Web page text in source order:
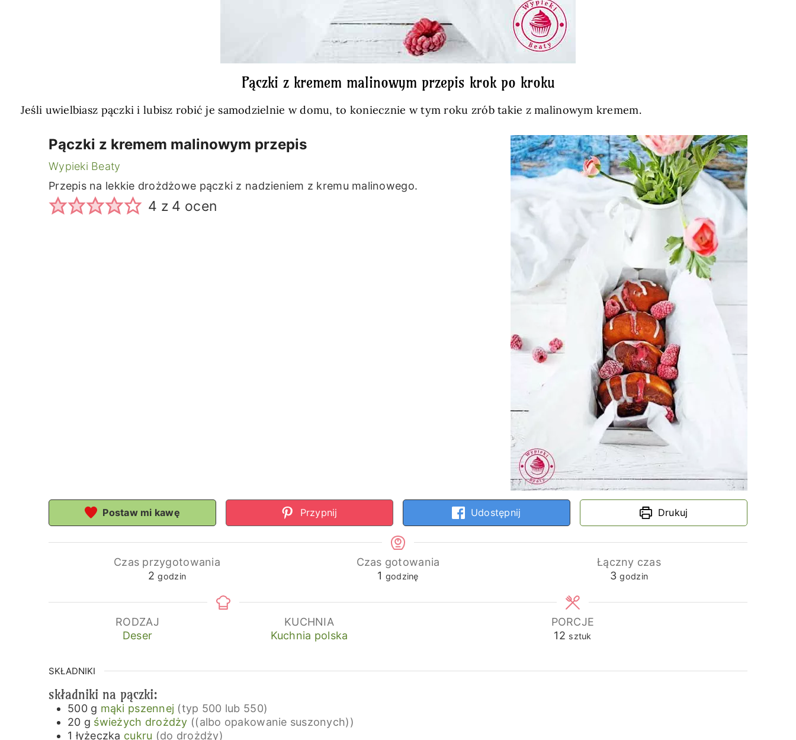
Pączki z kremem malinowym przepis krok po kroku
Jeśli uwielbiasz pączki i lubisz robić je samodzielnie w domu, to koniecznie w tym roku zrób takie z malinowym kremem.
Pączki z kremem malinowym przepis
Wypieki Beaty
Przepis na lekkie drożdżowe pączki z nadzieniem z kremu malinowego.
4 z 4 ocen
Postaw mi kawę Przypnij Udostępnij Drukuj
Czas przygotowania
2 godziny
godzin
Czas gotowania
1 godzina
godzinę
Łączny czas
3godziny
godzin
RODZAJ
Deser
KUCHNIA
Kuchnia polska
PORCJE
12 sztuk
SKŁADNIKI
składniki na pączki:
500 g mąki pszennej (typ 500 lub 550)
20 g świeżych drożdży ((albo opakowanie suszonych))
1 łyżeczka cukru (do drożdży)